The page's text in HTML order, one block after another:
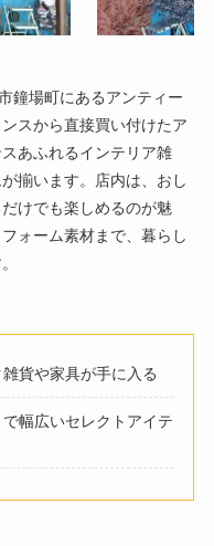
鐘場町にあるアンティー
スから直接買い付けたア
あふれるインテリア雑
揃います。店内は、おし
けでも楽しめるのが魅
ォーム素材まで、暮らし
貨や家具が手に入る
幅広いセレクトアイテ